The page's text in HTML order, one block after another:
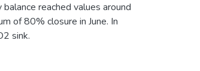
reached values around
of 80% closure in June. In
sink.